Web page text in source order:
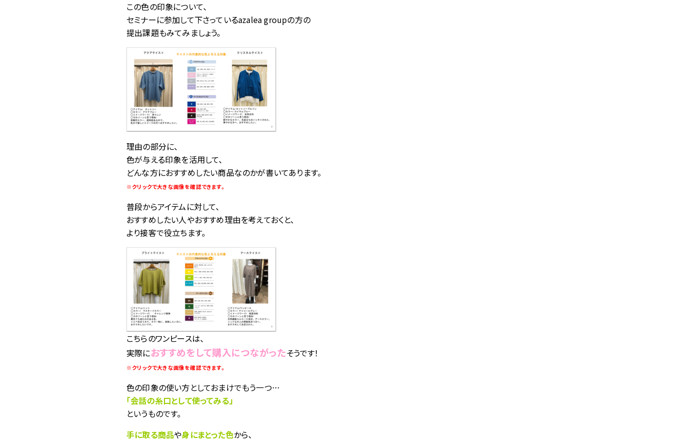
この色の印象について、
セミナーに参加して下さっているazalea groupの方の
提出課題もみてみましょう。
理由の部分に、
色が与える印象を活用して、
どんな方におすすめしたい商品なのかが書いてあります。
※クリックで大きな画像を確認できます。
普段からアイテムに対して、
おすすめしたい人やおすすめ理由を考えておくと、
より接客で役立ちます。
こちらのワンピースは、
実際におすすめをして購入につながったそうです！
※クリックで大きな画像を確認できます。
色の印象の使い方としておまけでもう一つ…
「会話の糸口として使ってみる」
というものです。
手に取る商品や身にまとった色から、